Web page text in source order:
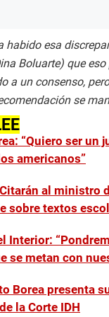
habido esa
Boluarte) que
a un consenso,
se
“Quiero ser un
americanos”
al ministro
sobre textos
Interior:
se metan con
Borea presenta
la Corte IDH